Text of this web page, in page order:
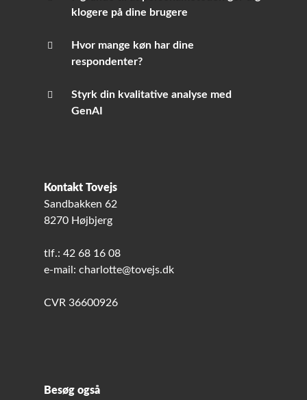
klogere på dine brugere
Hvor mange køn har dine
respondenter?
Styrk din kvalitative analyse med
GenAI
Kontakt Tovejs
Sandbakken 62
8270 Højbjerg
tlf.: 42 68 16 08
e-mail: charlotte@tovejs.dk
CVR 36600926
Besøg også